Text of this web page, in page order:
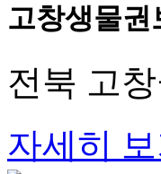
고창생물권
전북 고
자세히 보